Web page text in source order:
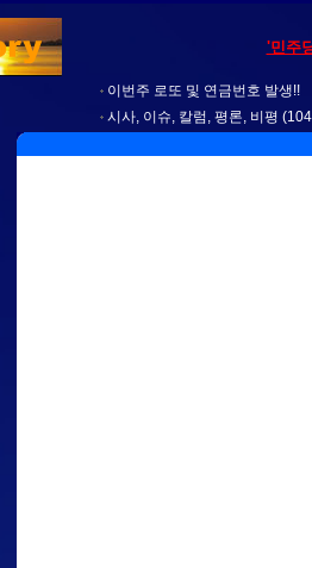
'민주
이번주 로또 및 연금번호 발생!!
시사, 이슈, 칼럼, 평론, 비평